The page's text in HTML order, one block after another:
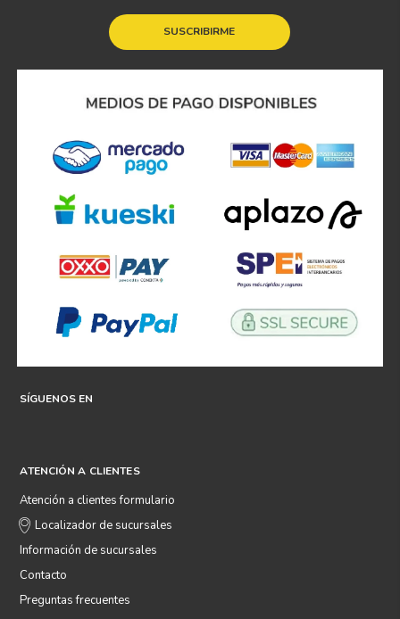
SUSCRIBIRME
SÍGUENOS EN
ATENCIÓN A CLIENTES
Atención a clientes formulario
Localizador de sucursales
Información de sucursales
Contacto
Preguntas frecuentes